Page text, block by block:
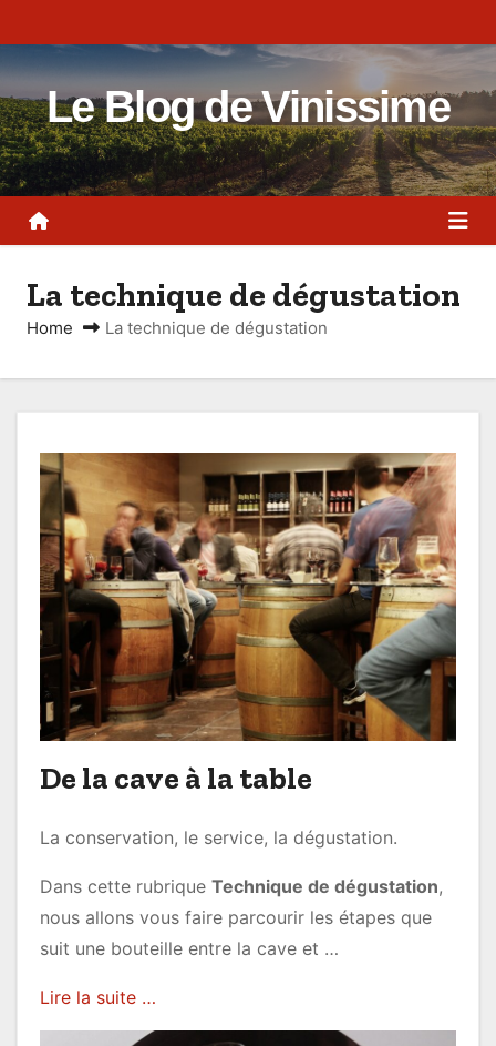
k
i
p
t
o
c
Le Blog de Vinissime
La technique de dégustation
Home La technique de dégustation
De la cave à la table
La conservation, le service, la dégustation.
Dans cette rubrique Technique de dégustation,
nous allons vous faire parcourir les étapes que
suit une bouteille entre la cave et …
Lire la suite …